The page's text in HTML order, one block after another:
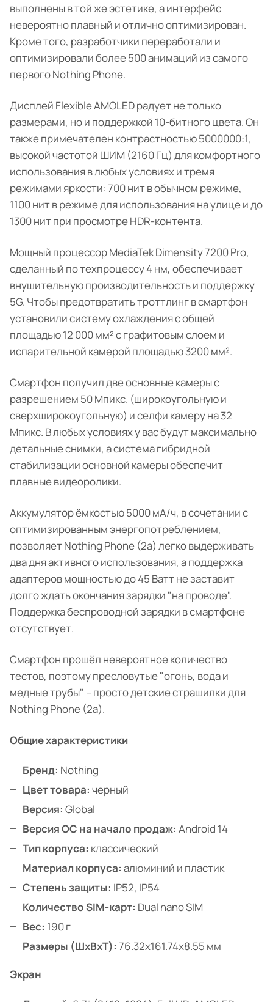
выполнены в той же эстетике, а интерфейс
невероятно плавный и отлично оптимизирован.
Кроме того, разработчики переработали и
оптимизировали более 500 анимаций из самого
первого Nothing Phone.
Дисплей Flexible AMOLED радует не только
размерами, но и поддержкой 10-битного цвета. Он
также примечателен контрастностью 5000000:1,
высокой частотой ШИМ (2160 Гц) для комфортного
использования в любых условиях и тремя
режимами яркости: 700 нит в обычном режиме,
1100 нит в режиме для использования на улице и до
1300 нит при просмотре HDR-контента.
Мощный процессор MediaTek Dimensity 7200 Pro,
сделанный по техпроцессу 4 нм, обеспечивает
внушительную производительность и поддержку
5G. Чтобы предотвратить троттлинг в смартфон
установили систему охлаждения с общей
площадью 12 000 мм² с графитовым слоем и
испарительной камерой площадью 3200 мм².
Смартфон получил две основные камеры с
разрешением 50 Мпикс. (широкоугольную и
сверхширокоугольную) и селфи камеру на 32
Мпикс. В любых условиях у вас будут максимально
детальные снимки, а система гибридной
стабилизации основной камеры обеспечит
плавные видеоролики.
Аккумулятор ёмкостью 5000 мА/ч, в сочетании с
оптимизированным энергопотреблением,
позволяет Nothing Phone (2a) легко выдерживать
два дня активного использования, а поддержка
адаптеров мощностью до 45 Ватт не заставит
долго ждать окончания зарядки "на проводе".
Поддержка беспроводной зарядки в смартфоне
отсутствует.
Смартфон прошёл невероятное количество
тестов, поэтому пресловутые "огонь, вода и
медные трубы" – просто детские страшилки для
Nothing Phone (2a).
Общие характеристики
Бренд: Nothing
Цвет товара: черный
Версия: Global
Версия ОС на начало продаж: Android 14
Тип корпуса: классический
Материал корпуса: алюминий и пластик
Степень защиты: IP52, IP54
Количество SIM-карт: Dual nano SIM
Вес: 190 г
Размеры (ШxВxТ): 76.32x161.74x8.55 мм
Экран